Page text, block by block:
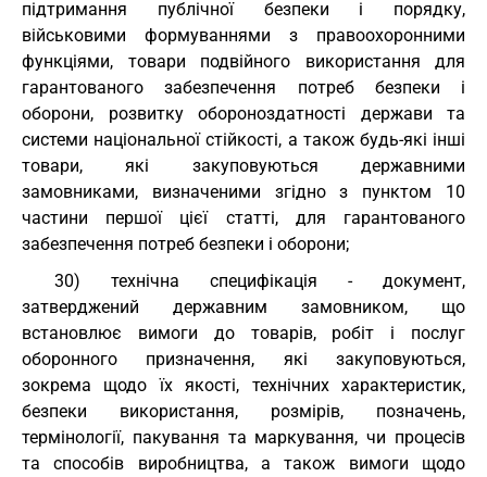
підтримання публічної безпеки і порядку,
військовими формуваннями з правоохоронними
функціями, товари подвійного використання для
гарантованого забезпечення потреб безпеки і
оборони, розвитку обороноздатності держави та
системи національної стійкості, а також будь-які інші
товари, які закуповуються державними
замовниками, визначеними згідно з пунктом 10
частини першої цієї статті, для гарантованого
забезпечення потреб безпеки і оборони;
30) технічна специфікація - документ,
затверджений державним замовником, що
встановлює вимоги до товарів, робіт і послуг
оборонного призначення, які закуповуються,
зокрема щодо їх якості, технічних характеристик,
безпеки використання, розмірів, позначень,
термінології, пакування та маркування, чи процесів
та способів виробництва, а також вимоги щодо